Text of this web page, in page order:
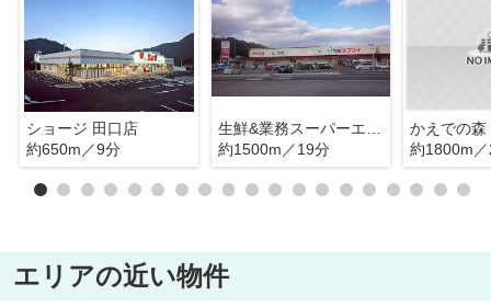
ショージ 田口店
約650m／9分
生鮮&業務スーパーエブリイ 西条御薗宇店
約1500m／19分
かえでの森
約1800m
エリアの近い物件